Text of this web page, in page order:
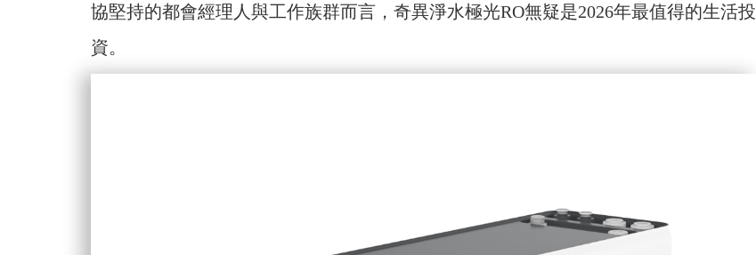
協堅持的都會經理人與工作族群而言，奇異淨水極光RO無疑是2026年最值得的生活投
資。